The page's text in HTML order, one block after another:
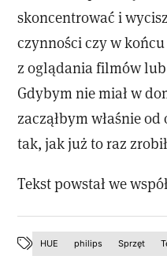
skoncentrować i
czynności czy w
z oglądania filmów
Gdybym nie miał w
zacząłbym właśnie
tak, jak już to raz
Tekst powstał we
HUE philips Sprzęt